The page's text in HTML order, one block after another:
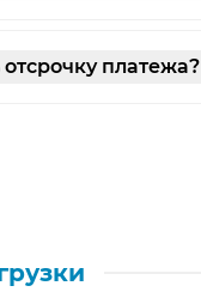
платежа?